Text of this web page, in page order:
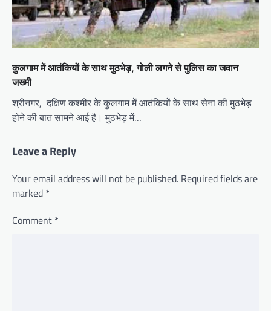
कुलगाम में आतंकियों के साथ मुठभेड़, गोली लगने से पुलिस का जवान
जख्मी
श्रीनगर, दक्षिण कश्मीर के कुलगाम में आतंकियों के साथ सेना की मुठभेड़
होने की बात सामने आई है। मुठभेड़ में…
Leave a Reply
Your email address will not be published. Required fields are
marked *
Comment *